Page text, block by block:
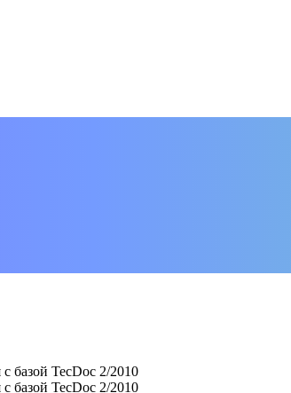
базой TecDoc 2/2010
базой TecDoc 2/2010